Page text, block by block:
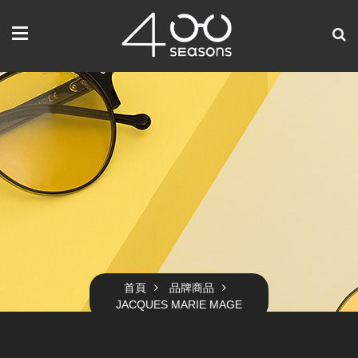
首頁
品牌商品
JACQUES MARIE MAGE